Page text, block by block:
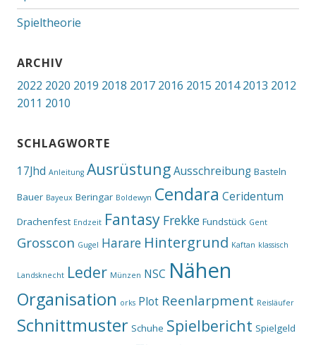
Spieltheorie
ARCHIV
2022 2020 2019 2018 2017 2016 2015 2014 2013 2012
2011 2010
SCHLAGWORTE
17Jhd Anleitung Ausrüstung Ausschreibung Basteln
Bauer Bayeux Beringar Boldewyn Cendara Ceridentum
Drachenfest Endzeit Fantasy Frekke Fundstück Gent
Grosscon Gugel Harare Hintergrund Kaftan klassisch
Landsknecht Leder Münzen NSC Nähen
Organisation orks Plot Reenlarpment Reisläufer
Schnittmuster Schuhe Spielbericht Spielgeld